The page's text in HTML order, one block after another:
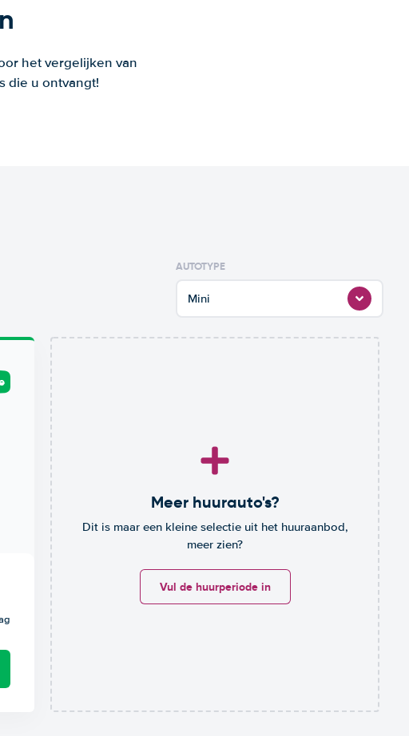
het vergelijken van
die u ontvangt!
AUTOTYPE
Mini
Meer huurauto's?
Dit is maar een kleine selectie uit het huuraanbod,
meer zien?
Vul de huurperiode in